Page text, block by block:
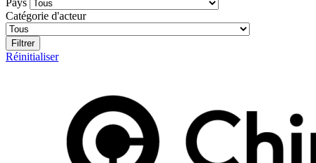
Catégorie d'acteur
Filtrer
Réinitialiser